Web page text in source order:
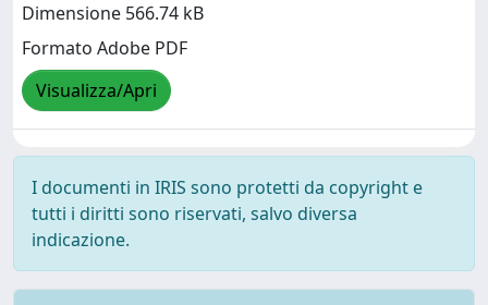
Dimensione 566.74 kB
Formato Adobe PDF
Visualizza/Apri
I documenti in IRIS sono protetti da copyright e
tutti i diritti sono riservati, salvo diversa
indicazione.